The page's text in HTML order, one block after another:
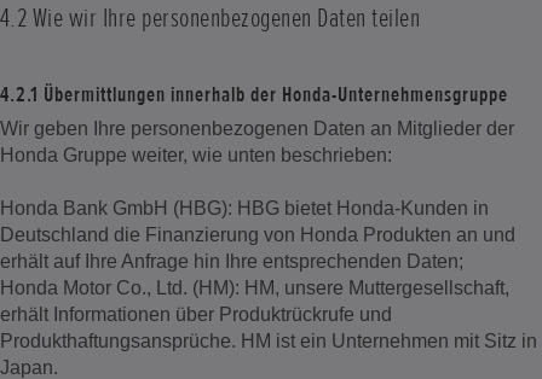
4.2 Wie wir Ihre personenbezogenen Daten teilen
4.2.1 Übermittlungen innerhalb der Honda-Unternehmensgruppe
Wir geben Ihre personenbezogenen Daten an Mitglieder der
Honda Gruppe weiter, wie unten beschrieben:
Honda Bank GmbH (HBG): HBG bietet Honda-Kunden in
Deutschland die Finanzierung von Honda Produkten an und
erhält auf Ihre Anfrage hin Ihre entsprechenden Daten;
Honda Motor Co., Ltd. (HM): HM, unsere Muttergesellschaft,
erhält Informationen über Produktrückrufe und
Produkthaftungsansprüche. HM ist ein Unternehmen mit Sitz in
Japan.